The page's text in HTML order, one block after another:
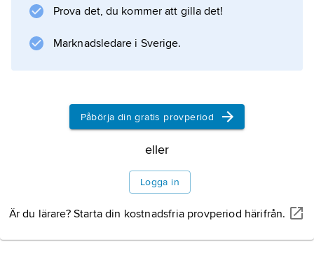
sociotekniskt system
företeelse har blivit allt starkare, vissa
Information om artikeln
Prova det, du kommer att gilla det!
Marknadsledare i Sverige.
Påbörja din gratis provperiod
eller
Logga in
Är du lärare? Starta din kostnadsfria provperiod härifrån.